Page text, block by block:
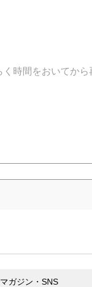
時間をおいてから
ガジン・SNS